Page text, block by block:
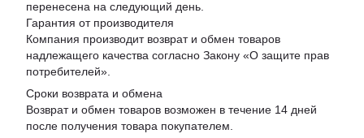
перенесена на следующий день.
Гарантия от производителя
Компания производит возврат и обмен товаров
надлежащего качества согласно Закону «О защите прав
потребителей».
Сроки возврата и обмена
Возврат и обмен товаров возможен в течение 14 дней
после получения товара покупателем.